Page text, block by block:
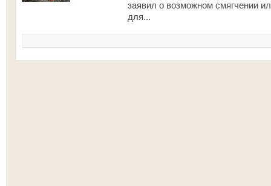
заявил о возможном смягчении
для...